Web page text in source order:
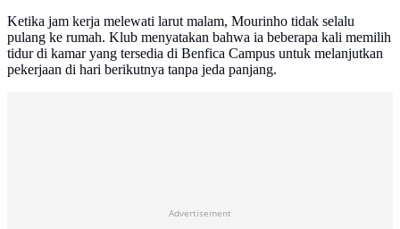
Ketika jam kerja melewati larut malam, Mourinho tidak selalu
pulang ke rumah. Klub menyatakan bahwa ia beberapa kali memilih
tidur di kamar yang tersedia di Benfica Campus untuk melanjutkan
pekerjaan di hari berikutnya tanpa jeda panjang.
Advertisement